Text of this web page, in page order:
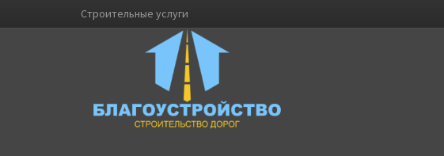
Строительные услуги